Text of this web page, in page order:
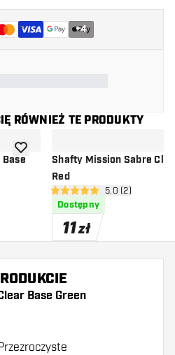
+4
RÓWNIEŻ TE PRODUKTY
dodaj do listy życzeń
Shafty Mission Sabre
Red
otwórz panel
5 gwiazdki oceny5.0 (2)
Dostępny
11zł
Base Green